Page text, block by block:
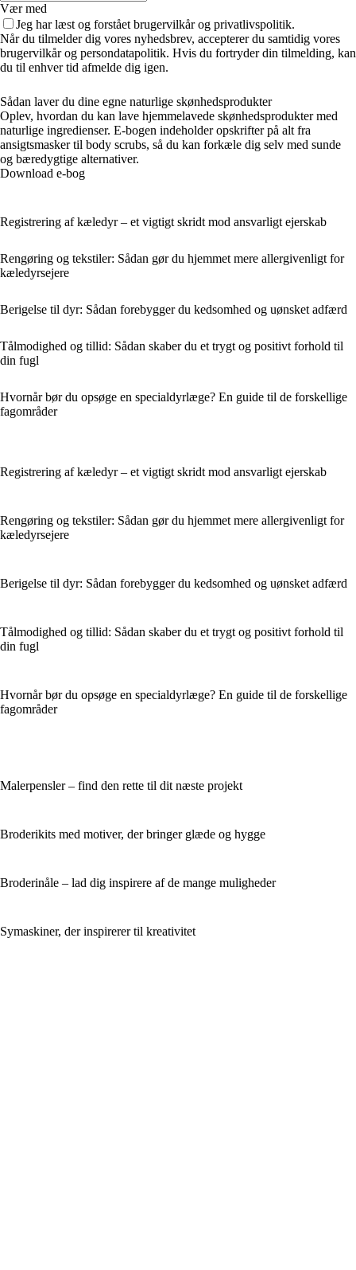
Vær med
Jeg har læst og forstået brugervilkår og privatlivspolitik.
Når du tilmelder dig vores nyhedsbrev, accepterer du samtidig vores
brugervilkår og persondatapolitik. Hvis du fortryder din tilmelding, kan
du til enhver tid afmelde dig igen.
Sådan laver du dine egne naturlige skønhedsprodukter
Oplev, hvordan du kan lave hjemmelavede skønhedsprodukter med
naturlige ingredienser. E-bogen indeholder opskrifter på alt fra
ansigtsmasker til body scrubs, så du kan forkæle dig selv med sunde
og bæredygtige alternativer.
Download e-bog
Registrering af kæledyr – et vigtigt skridt mod ansvarligt ejerskab
Rengøring og tekstiler: Sådan gør du hjemmet mere allergivenligt for
kæledyrsejere
Berigelse til dyr: Sådan forebygger du kedsomhed og uønsket adfærd
Tålmodighed og tillid: Sådan skaber du et trygt og positivt forhold til
din fugl
Hvornår bør du opsøge en specialdyrlæge? En guide til de forskellige
fagområder
Registrering af kæledyr – et vigtigt skridt mod ansvarligt ejerskab
Rengøring og tekstiler: Sådan gør du hjemmet mere allergivenligt for
kæledyrsejere
Berigelse til dyr: Sådan forebygger du kedsomhed og uønsket adfærd
Tålmodighed og tillid: Sådan skaber du et trygt og positivt forhold til
din fugl
Hvornår bør du opsøge en specialdyrlæge? En guide til de forskellige
fagområder
Malerpensler – find den rette til dit næste projekt
Broderikits med motiver, der bringer glæde og hygge
Broderinåle – lad dig inspirere af de mange muligheder
Symaskiner, der inspirerer til kreativitet